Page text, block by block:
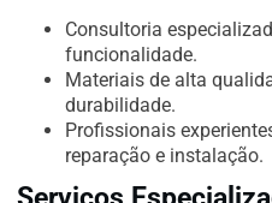
Consultoria
funcionalidade.
Materiais de alta
durabilidade.
Profissionais
reparação e instalação.